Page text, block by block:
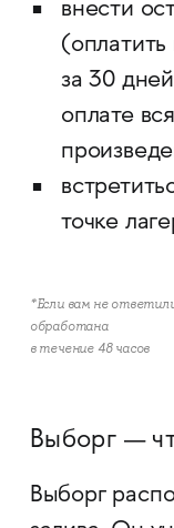
внести
за 30
оплате
точке
*Если вам не
обработана
в течение 48 часов
Выборг —
Выборг